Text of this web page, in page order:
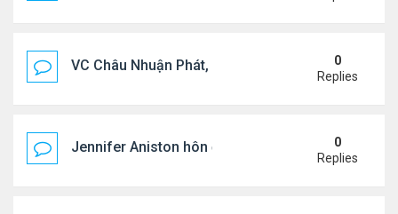
VC Châu Nhuận Phát, Lưu Gia Linh viếng vợ cũ ..
0
Replies
Jennifer Aniston hôn đắm đuối bạn trai trên du
0
Replies